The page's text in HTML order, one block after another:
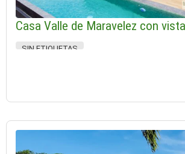
Casa Valle de Maravelez con
SIN ETIQUETAS